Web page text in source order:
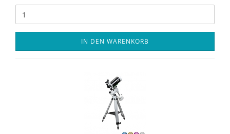
IN DEN WARENKORB